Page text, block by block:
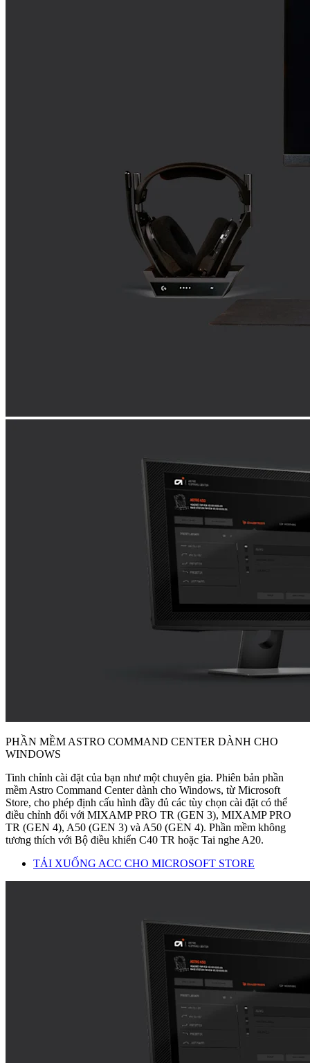
PHẦN MỀM ASTRO COMMAND CENTER DÀNH CHO
WINDOWS
Tinh chỉnh cài đặt của bạn như một chuyên gia. Phiên bản phần
mềm Astro Command Center dành cho Windows, từ Microsoft
Store, cho phép định cấu hình đầy đủ các tùy chọn cài đặt có thể
điều chỉnh đối với MIXAMP PRO TR (GEN 3), MIXAMP PRO
TR (GEN 4), A50 (GEN 3) và A50 (GEN 4). Phần mềm không
tương thích với Bộ điều khiển C40 TR hoặc Tai nghe A20.
TẢI XUỐNG ACC CHO MICROSOFT STORE